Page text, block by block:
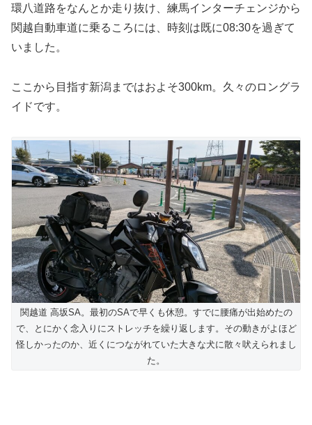
環八道路をなんとか走り抜け、練馬インターチェンジから
関越自動車道に乗るころには、時刻は既に08:30を過ぎて
いました。
ここから目指す新潟まではおよそ300km。久々のロングラ
イドです。
関越道 高坂SA。最初のSAで早くも休憩。すでに腰痛が出始めたの
で、とにかく念入りにストレッチを繰り返します。その動きがよほど
怪しかったのか、近くにつながれていた大きな犬に散々吠えられまし
た。